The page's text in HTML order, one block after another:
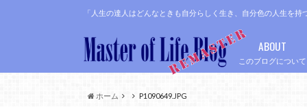
「人生の達人はどんなときも自分らしく生き、自分色の人生を持
このブログについて
ABOUT
ホーム P1090649.JPG